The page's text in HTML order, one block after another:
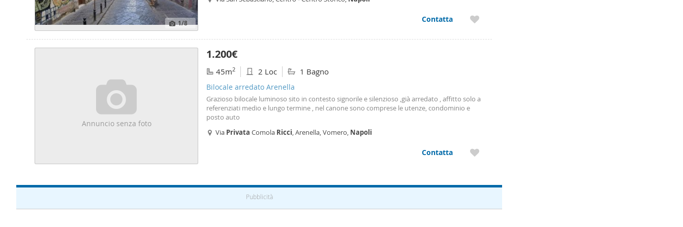
1/8
Wi-Fi. Richiesta: €1150 mensili, oltre spese.
Contatta
Annuncio senza foto
1.200€
45m2 2 Loc 1 Bagno
Bilocale arredato Arenella
Grazioso bilocale luminoso sito in contesto signorile e silenzioso ,già arredato , affitto solo a
referenziati medio e lungo termine , nel canone sono comprese le utenze, condominio e
posto auto
Via Privata Comola Ricci, Arenella, Vomero, Napoli
Contatta
Pubblicità